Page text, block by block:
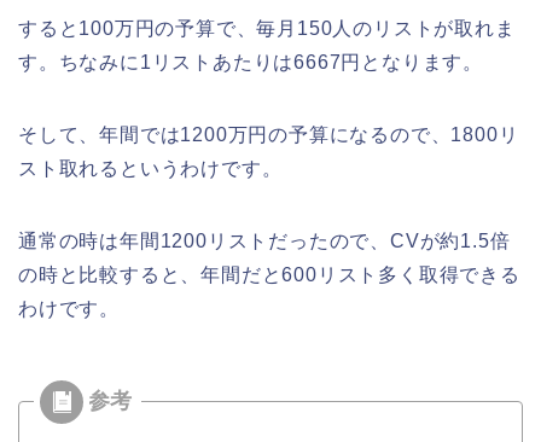
すると100万円の予算で、毎月150人のリストが取れま
す。ちなみに1リストあたりは6667円となります。
そして、年間では1200万円の予算になるので、1800リ
スト取れるというわけです。
通常の時は年間1200リストだったので、CVが約1.5倍
の時と比較すると、年間だと600リスト多く取得できる
わけです。